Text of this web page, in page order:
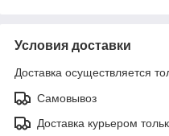
Условия доставки
Доставка осуществляется
Самовывоз
Доставка курьером